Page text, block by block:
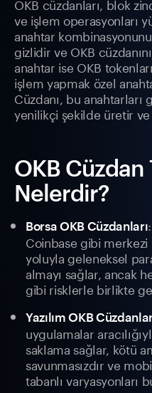
OKB cüzdanları, blok
ve işlem operasyonları
anahtar
gizlidir ve OKB
anahtar ise OKB
işlem yapmak özel
Cüzdanı, bu
yenilikçi şekilde üretir ve
OKB Cüzdan
Nelerdir?
Borsa OKB Cüzdanları
Coinbase gibi
yoluyla geleneksel
almayı sağlar, ancak
gibi risklerle birlikte
Yazılım OKB
uygulamalar
saklama sağlar, kötü
savunmasızdır ve
tabanlı varyasyonları